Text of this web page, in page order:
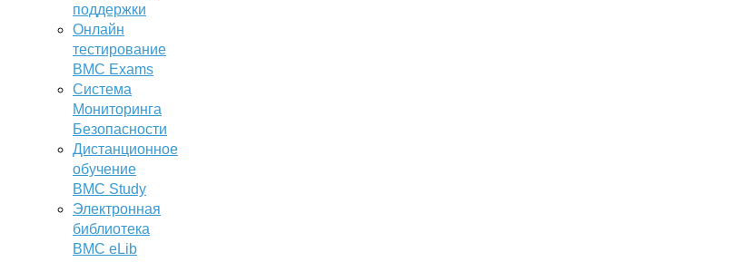
поддержки
Онлайн
тестирование
BMC Exams
Система
Мониторинга
Безопасности
Дистанционное
обучение
BMC Study
Электронная
библиотека
BMC eLib